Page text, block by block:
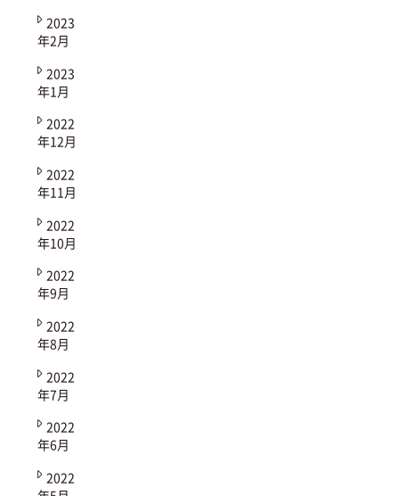
2023
年2月
2023
年1月
2022
年12月
2022
年11月
2022
年10月
2022
年9月
2022
年8月
2022
年7月
2022
年6月
2022